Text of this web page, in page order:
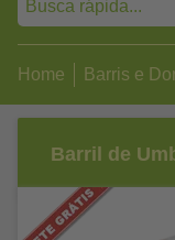
Home Barris e
Barril de